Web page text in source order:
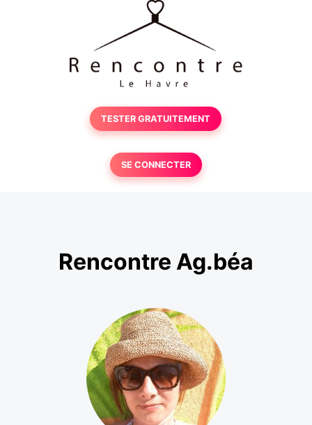
TESTER GRATUITEMENT
SE CONNECTER
Rencontre Ag.béa